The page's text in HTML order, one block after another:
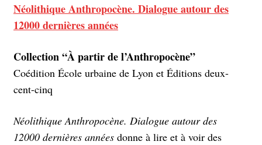
Néolithique Anthropocène. Dialogue autour des
12000 dernières années
Collection “À partir de l’Anthropocène”
Coédition École urbaine de Lyon et Éditions deux-
cent-cinq
Néolithique Anthropocène. Dialogue autour des
12000 dernières années donne à lire et à voir des